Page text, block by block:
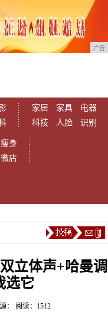
广告
家居 家具
电器
科技
人脸 识别
瘦身
微店
立体声+哈曼调
选它
： 阅读：1512